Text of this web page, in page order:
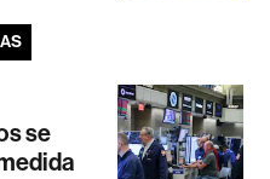
se